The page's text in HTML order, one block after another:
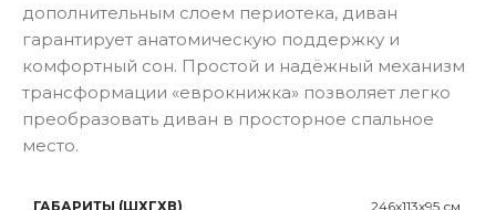
дополнительным слоем периотека, диван
гарантирует анатомическую поддержку и
комфортный сон. Простой и надёжный механизм
трансформации «еврокнижка» позволяет легко
преобразовать диван в просторное спальное
место.
ГАБАРИТЫ (ШХГХВ) 246x113x95 см